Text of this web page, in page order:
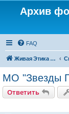
Архив
FAQ
Живая Этика в мире
МО "Звезды
Ответить